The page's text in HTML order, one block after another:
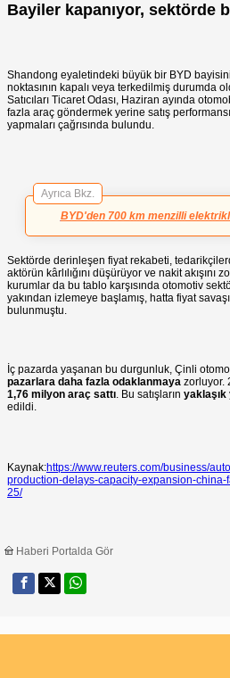
Bayiler kapanıyor, sektörde
Shandong eyaletindeki büyük bir BYD
noktasının kapalı veya terkedilmiş durumda
Satıcıları Ticaret Odası, Haziran ayında
fazla araç göndermek yerine satış
yapmaları çağrısında bulundu.
Ayrıca Bkz.
BYD'den 700 km menzilli
Sektörde derinleşen fiyat rekabeti,
aktörün kârlılığını düşürüyor ve nakit akışını
kurumlar da bu tablo karşısında otomotiv
yakından izlemeye başlamış, hatta fiyat
bulunmuştu.
İç pazarda yaşanan bu durgunluk, Çinli
pazarlara daha fazla odaklanmaya zorluyor.
1,76 milyon araç sattı. Bu satışların yaklaşık
edildi.
Kaynak:https://www.reuters.com/business/
production-delays-capacity-expansion-
25/
Haberi Portalda Gör